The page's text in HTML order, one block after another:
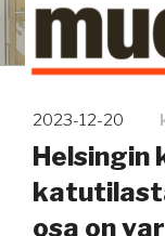
Kuinka tieto
Julkaistu
2023-12-20
Helsingin
osa on